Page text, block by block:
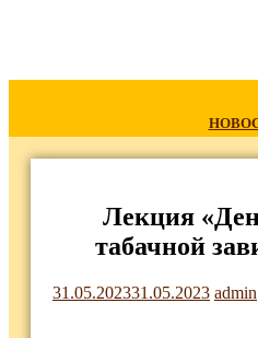
Лекция
табачной
31.05.202331.05.2023 admin